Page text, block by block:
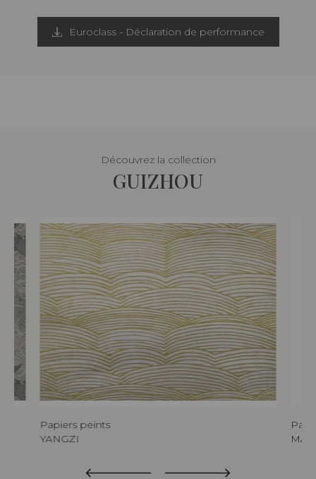
Euroclass - Déclaration de performance
Découvrez la collection
GUIZHOU
Papiers peints
YANGZI